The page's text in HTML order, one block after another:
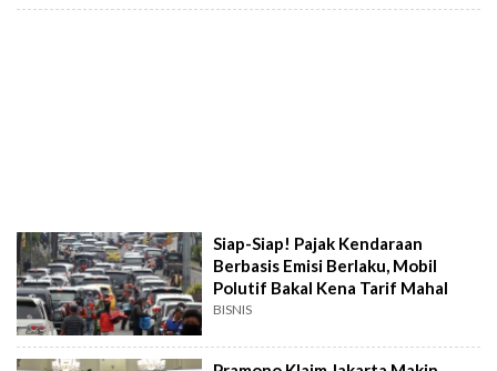
Siap-Siap! Pajak Kendaraan
Berbasis Emisi Berlaku, Mobil
Polutif Bakal Kena Tarif Mahal
BISNIS